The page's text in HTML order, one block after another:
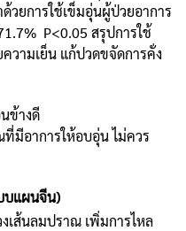
วยการใช้เข็มอุ่นผู้ป่วยอาการ
P<0.05 สรุปการใช้
วามเย็น แก้ปวดขจัดการคั่ง
ข้างดี
ที่มีอาการให้อบอุ่น ไม่ควร
บแผนจีน)
เส้นลมปราณ เพิ่มการไหล